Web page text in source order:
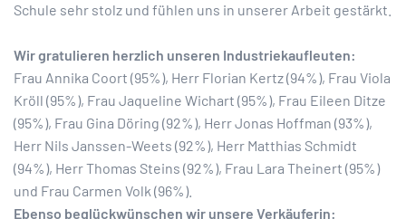
Schule sehr stolz und fühlen uns in unserer Arbeit gestärkt.
Wir gratulieren herzlich unseren Industriekaufleuten:
Frau Annika Coort (95%), Herr Florian Kertz (94%), Frau Viola
Kröll (95%), Frau Jaqueline Wichart (95%), Frau Eileen Ditze
(95%), Frau Gina Döring (92%), Herr Jonas Hoffman (93%),
Herr Nils Janssen-Weets (92%), Herr Matthias Schmidt
(94%), Herr Thomas Steins (92%), Frau Lara Theinert (95%)
und Frau Carmen Volk (96%).
Ebenso beglückwünschen wir unsere Verkäuferin: